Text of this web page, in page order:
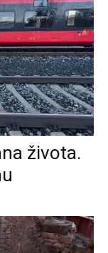
života.